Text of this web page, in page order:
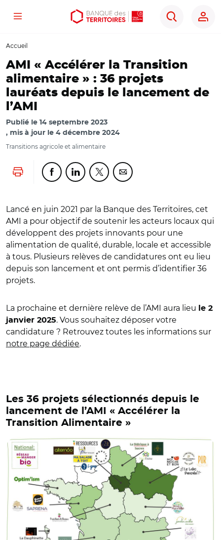
Aller
contenu
Aller
menu
Ouvrir
outils
Menu
Rechercher
Accueil
AMI « Accélérer la Transition
alimentaire » : 36 projets
lauréats depuis le lancement de
l’AMI
Publié le 14 septembre 2023
mis à jour le 4 décembre 2024
Transitions agricole et alimentaire
Lancer l'impressionPartager cette page sur Facebook
Partager cette page sur Linkedin
Partager cette page sur Twitter
Partager cette page sur
Lancé en juin 2021 par la Banque des Territoires, cet
AMI a pour objectif de soutenir les acteurs locaux qui
développent des projets innovants pour une
alimentation de qualité, durable, locale et accessible
à tous. Plusieurs relèves de candidatures ont eu lieu
depuis son lancement et ont permis d’identifier 36
projets.
La prochaine et dernière relève de l’AMI aura lieu
le 2
janvier 2025. Vous souhaitez déposer votre
candidature ? Retrouvez toutes les informations sur
notre page dédiée.
Les 36 projets sélectionnés depuis le
lancement de l’AMI « Accélérer la
Transition Alimentaire »